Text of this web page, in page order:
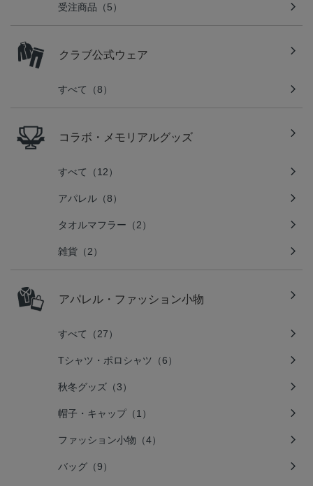
受注商品（5）
クラブ公式ウェア
すべて（8）
コラボ・メモリアルグッズ
すべて（12）
アパレル（8）
タオルマフラー（2）
雑貨（2）
アパレル・ファッション小物
すべて（27）
Tシャツ・ポロシャツ（6）
秋冬グッズ（3）
帽子・キャップ（1）
ファッション小物（4）
バッグ（9）